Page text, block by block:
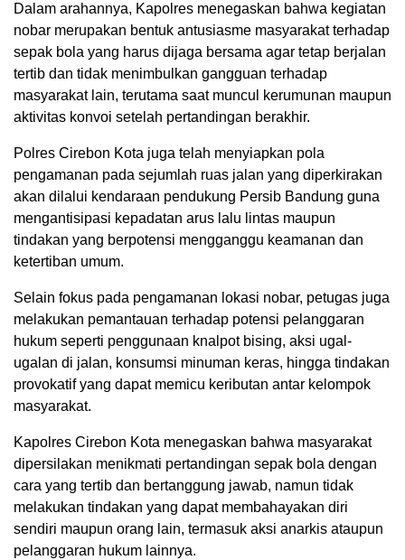
Dalam arahannya, Kapolres menegaskan bahwa kegiatan
nobar merupakan bentuk antusiasme masyarakat terhadap
sepak bola yang harus dijaga bersama agar tetap berjalan
tertib dan tidak menimbulkan gangguan terhadap
masyarakat lain, terutama saat muncul kerumunan maupun
aktivitas konvoi setelah pertandingan berakhir.
Polres Cirebon Kota juga telah menyiapkan pola
pengamanan pada sejumlah ruas jalan yang diperkirakan
akan dilalui kendaraan pendukung Persib Bandung guna
mengantisipasi kepadatan arus lalu lintas maupun
tindakan yang berpotensi mengganggu keamanan dan
ketertiban umum.
Selain fokus pada pengamanan lokasi nobar, petugas juga
melakukan pemantauan terhadap potensi pelanggaran
hukum seperti penggunaan knalpot bising, aksi ugal-
ugalan di jalan, konsumsi minuman keras, hingga tindakan
provokatif yang dapat memicu keributan antar kelompok
masyarakat.
Kapolres Cirebon Kota menegaskan bahwa masyarakat
dipersilakan menikmati pertandingan sepak bola dengan
cara yang tertib dan bertanggung jawab, namun tidak
melakukan tindakan yang dapat membahayakan diri
sendiri maupun orang lain, termasuk aksi anarkis ataupun
pelanggaran hukum lainnya.